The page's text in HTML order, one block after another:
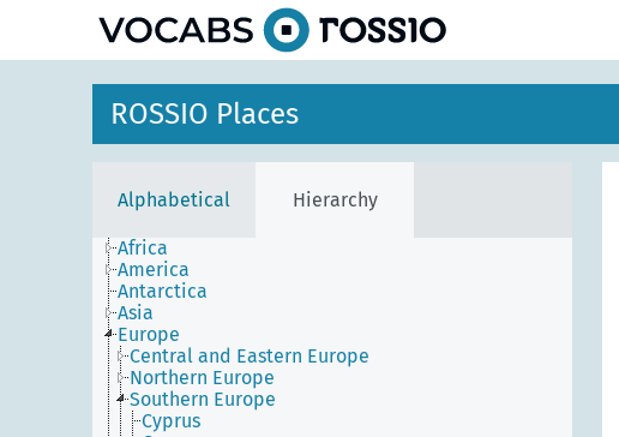
ROSSIO Places
Alphabetical Hierarchy
Africa
America
Antarctica
Asia
Europe
Central and Eastern Europe
Northern Europe
Southern Europe
Cyprus